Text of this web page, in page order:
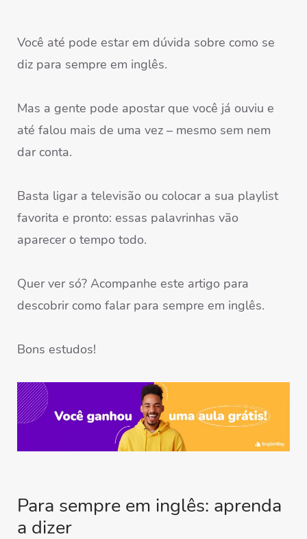
Você até pode estar em dúvida sobre como se
diz para sempre em inglês.
Mas a gente pode apostar que você já ouviu e
até falou mais de uma vez – mesmo sem nem
dar conta.
Basta ligar a televisão ou colocar a sua playlist
favorita e pronto: essas palavrinhas vão
aparecer o tempo todo.
Quer ver só? Acompanhe este artigo para
descobrir como falar para sempre em inglês.
Bons estudos!
Para sempre em inglês: aprenda
a dizer